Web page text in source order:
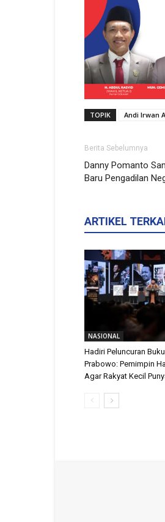
TOPIK Andi Irwan
Berita Sebelumnya
Danny Pomanto
Baru Pengadilan
ARTIKEL
NASIONAL
Hadiri Peluncuran Buku
Prabowo: Pemimpin
Agar Rakyat Kecil